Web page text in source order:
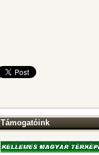
Támogatóink